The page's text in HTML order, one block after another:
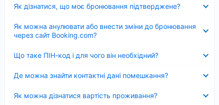
Як дізнатися, що моє бронювання підтверджене?
Як можна анулювати або внести зміни до бронювання
через сайт Booking.com?
Що таке ПІН-код і для чого він необхідний?
Де можна знайти контактні дані помешкання?
Як можна дізнатися вартість проживання?